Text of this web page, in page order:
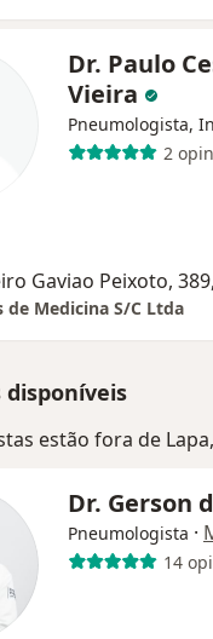
Dr. Paulo
Vieira
Pneumologista,
2
de Medicina S/C Ltda
disponíveis
estão fora de
Dr. Gerson
Pneumologista ·
14